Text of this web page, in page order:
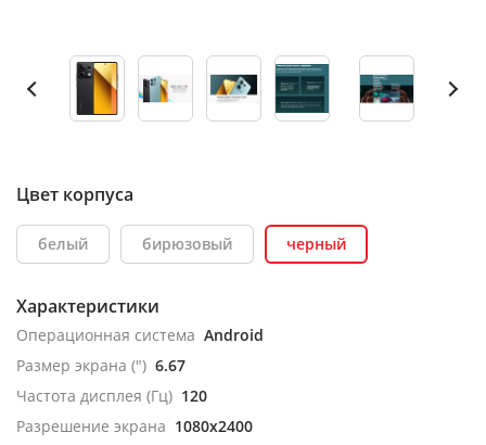
Цвет корпуса
белый бирюзовый черный
Характеристики
Операционная система Android
Размер экрана (") 6.67
Частота дисплея (Гц) 120
Разрешение экрана 1080x2400